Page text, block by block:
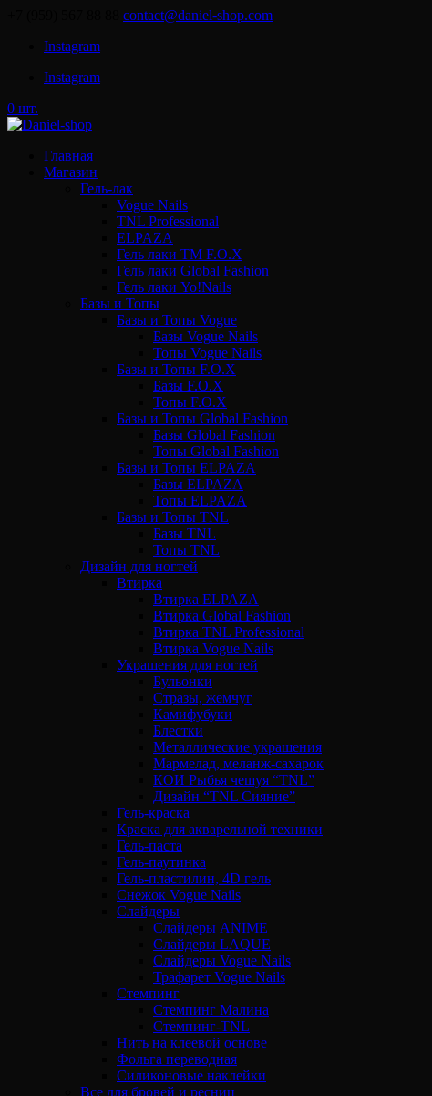
contact@daniel-shop.com
Instagram
Instagram
0 шт.
Главная
Магазин
Гель-лак
Vogue Nails
TNL Professional
ELPAZA
Гель лаки ТМ F.O.X
Гель лаки Global Fashion
Гель лаки Yo!Nails
Базы и Топы
Базы и Топы Vogue
Базы Vogue Nails
Топы Vogue Nails
Базы и Топы F.O.X
Базы F.O.X
Топы F.O.X
Базы и Топы Global Fashion
Базы Global Fashion
Топы Global Fashion
Базы и Топы ELPAZA
Базы ELPAZA
Топы ELPAZA
Базы и Топы TNL
Базы TNL
Топы TNL
Дизайн для ногтей
Втирка
Втирка ELPAZA
Втирка Global Fashion
Втирка TNL Professional
Втирка Vogue Nails
Украшения для ногтей
Бульонки
Стразы, жемчуг
Камифубуки
Блестки
Металлические украшения
Мармелад, меланж-сахарок
КОИ Рыбья чешуя “TNL”
Дизайн “TNL Сияние”
Гель-краска
Краска для акварельной техники
Гель-паста
Гель-паутинка
Гель-пластилин, 4D гель
Снежок Vogue Nails
Слайдеры
Слайдеры ANIME
Слайдеры LAQUE
Слайдеры Vogue Nails
Трафарет Vogue Nails
Стемпинг
Стемпинг Малина
Стемпинг-TNL
Нить на клеевой основе
Фольга переводная
Силиконовые наклейки
Все для бровей и ресниц